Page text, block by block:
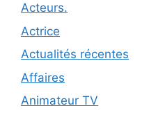
Acteurs.
Actrice
Actualités récentes
Affaires
Animateur TV